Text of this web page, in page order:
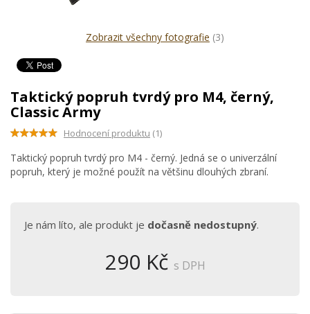
Zobrazit všechny fotografie (3)
Taktický popruh tvrdý pro M4, černý,
Classic Army
Hodnocení produktu (1)
Taktický popruh tvrdý pro M4 - černý. Jedná se o univerzální
popruh, který je možné použít na většinu dlouhých zbraní.
Je nám líto, ale produkt je dočasně nedostupný.
290 Kč s DPH